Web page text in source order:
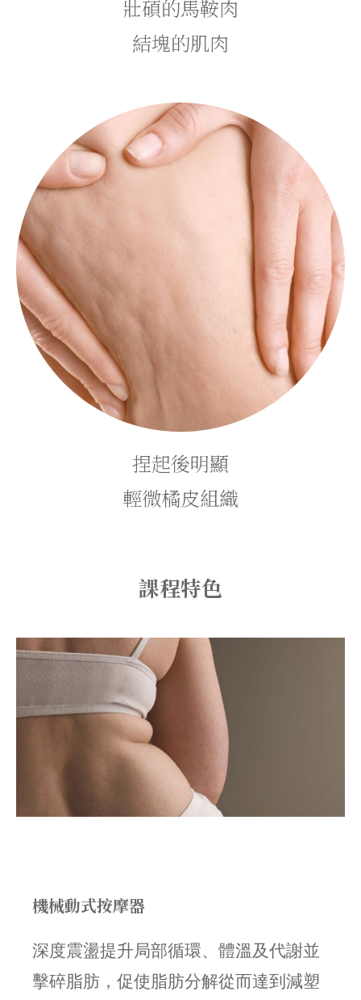
壯碩的馬鞍肉
結塊的肌肉
捏起後明顯
輕微橘皮組織
課程特色
機械動式按摩器
深度震盪提升局部循環、體溫及代謝並
擊碎脂肪，促使脂肪分解從而達到減塑